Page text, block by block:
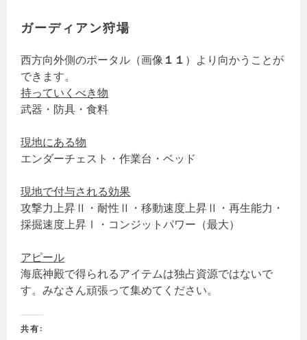
ガーディアン狩場
西方向外側のポータル（画像 １１ ）より向かうことが
できます。
持っていくべき物
武器・防具・食料
現地にある物
エンダーチェスト・作業台・ベッド
現地で付与される効果
攻撃力上昇Ⅱ・耐性Ⅱ・移動速度上昇Ⅱ・再生能力・
採掘速度上昇Ⅰ・コンジットパワー（最大）
アピール
海底神殿で得られるアイテムは独占資源ではないで
す。みなさん頑張って集めてください。
共有: